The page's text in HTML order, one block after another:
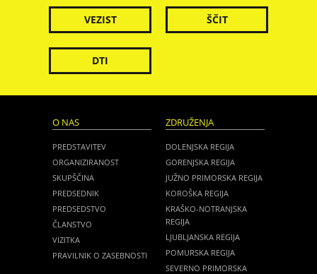
VEZIST ŠČIT
DTI
O NAS
PREDSTAVITEV
ORGANIZIRANOST
SKUPŠČINA
PREDSEDNIK
PREDSEDSTVO
ČLANSTVO
VIZITKA
PRAVILNIK O ZASEBNOSTI
ZDRUŽENJA
DOLENJSKA REGIJA
GORENJSKA REGIJA
JUŽNO PRIMORSKA REGIJA
KOROŠKA REGIJA
KRAŠKO-NOTRANJSKA
REGIJA
LJUBLJANSKA REGIJA
POMURSKA REGIJA
SEVERNO PRIMORSKA